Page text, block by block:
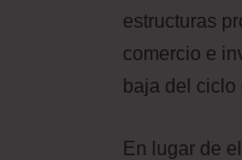
estructuras
comercio e
baja del
En lugar de